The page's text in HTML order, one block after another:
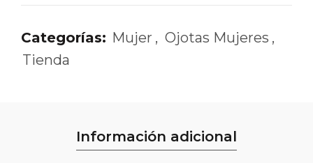
Categorías: Mujer , Ojotas Mujeres ,
Tienda
Información adicional